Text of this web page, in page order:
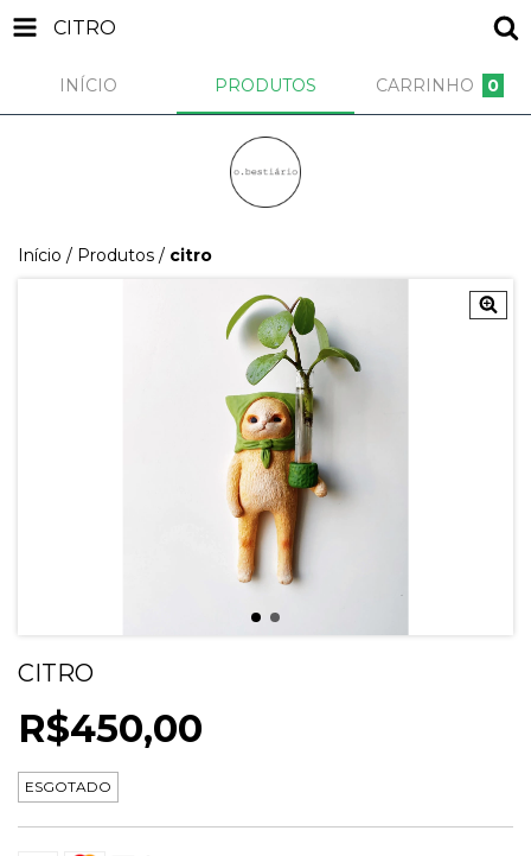
CITRO
INÍCIO PRODUTOS CARRINHO 0
Início / Produtos / citro
CITRO
R$450,00
ESGOTADO